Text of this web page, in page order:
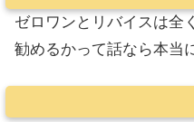
ゼロワンとリバイスは全
勧めるかって話なら本当